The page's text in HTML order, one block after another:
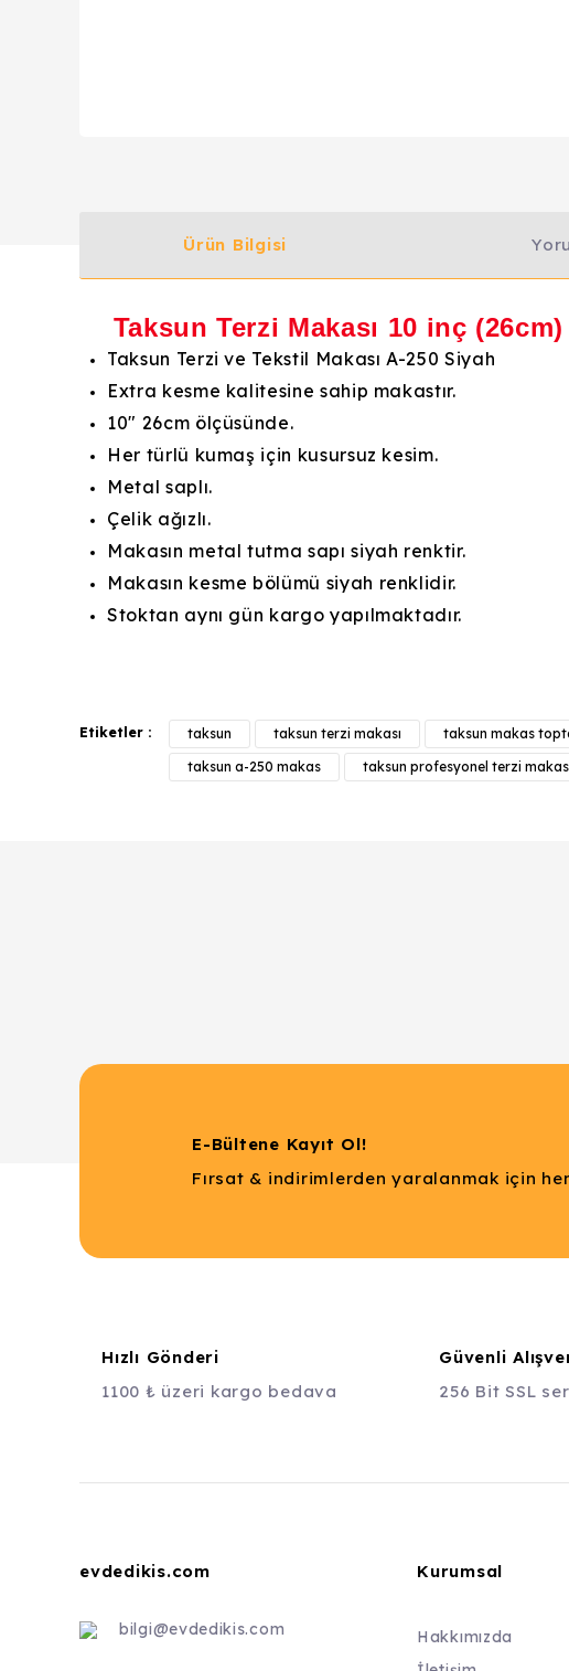
Ürün Bilgisi
Taksun Terzi Makası 10 inç
Taksun Terzi ve Tekstil Makası A-250 Siyah
Extra kesme kalitesine sahip makastır.
10" 26cm ölçüsünde.
Her türlü kumaş için kusursuz kesim.
Metal saplı.
Çelik ağızlı.
Makasın metal tutma sapı siyah renktir.
Makasın kesme bölümü siyah renklidir.
Stoktan aynı gün kargo yapılmaktadır.
Ürün resmi kalitesiz, bozuk veya görüntülenemiyor.
Ürün açıklamasında eksik bilgiler bulunuyor.
Etiketler : taksun taksun terzi makası taksun makas
taksun a-250 makas
taksun profesyonel terzi
E-Bültene Kayıt Ol!
Fırsat & indirimlerden yaralanmak için
Hızlı Gönderi
1100 ₺ üzeri kargo bedava
Güvenli
256 Bit SSL
evdedikis.com
bilgi@evdedikis.com
Kurumsal
Hakkımızda